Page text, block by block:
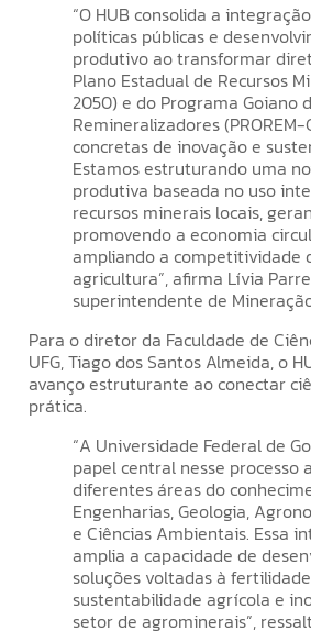
“O HUB consolida a
políticas públicas e
produtivo ao transformar
Plano Estadual de Recursos
2050) e do Programa Goiano
Remineralizadores
concretas de inovação e
Estamos estruturando uma
produtiva baseada no uso
recursos minerais locais,
promovendo a economia
ampliando a competitividade
agricultura”, afirma Lívia
superintendente de
Para o diretor da Faculdade de
UFG, Tiago dos Santos Almeida, o
avanço estruturante ao conectar
prática.
“A Universidade Federal de
papel central nesse processo
diferentes áreas do
Engenharias, Geologia,
e Ciências Ambientais. Essa
amplia a capacidade de
soluções voltadas à
sustentabilidade agrícola e
setor de agrominerais”,